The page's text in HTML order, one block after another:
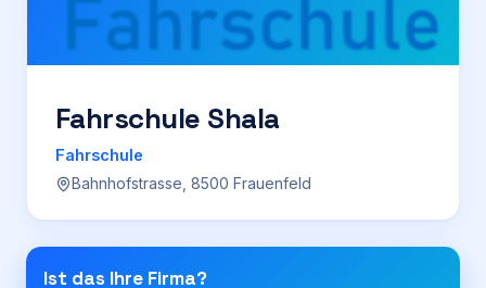
Werbung
Preise
Für Firmen
Login
Fahrschule Shala
Fahrschule
Bahnhofstrasse, 8500 Frauenfeld
Ist das Ihre Firma?